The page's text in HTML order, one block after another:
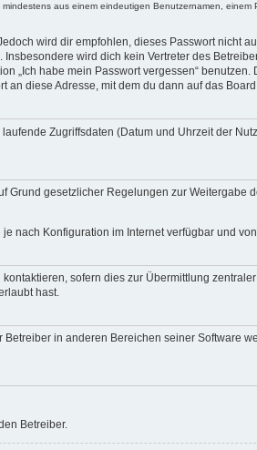
aus einem eindeutigen Benutzernamen,
wird dir empfohlen, dieses Passwort nicht
wird dich kein Vertreter des
„Ich habe mein Passwort vergessen“
diese Adresse, mit dem du dann auf das
Zugriffsdaten (Datum und Uhrzeit der
gesetzlicher Regelungen zur Weitergabe
nach Konfiguration im Internet verfügbar und
sofern dies zur Übermittlung
hast.
in anderen Bereichen seiner Software
Betreiber.